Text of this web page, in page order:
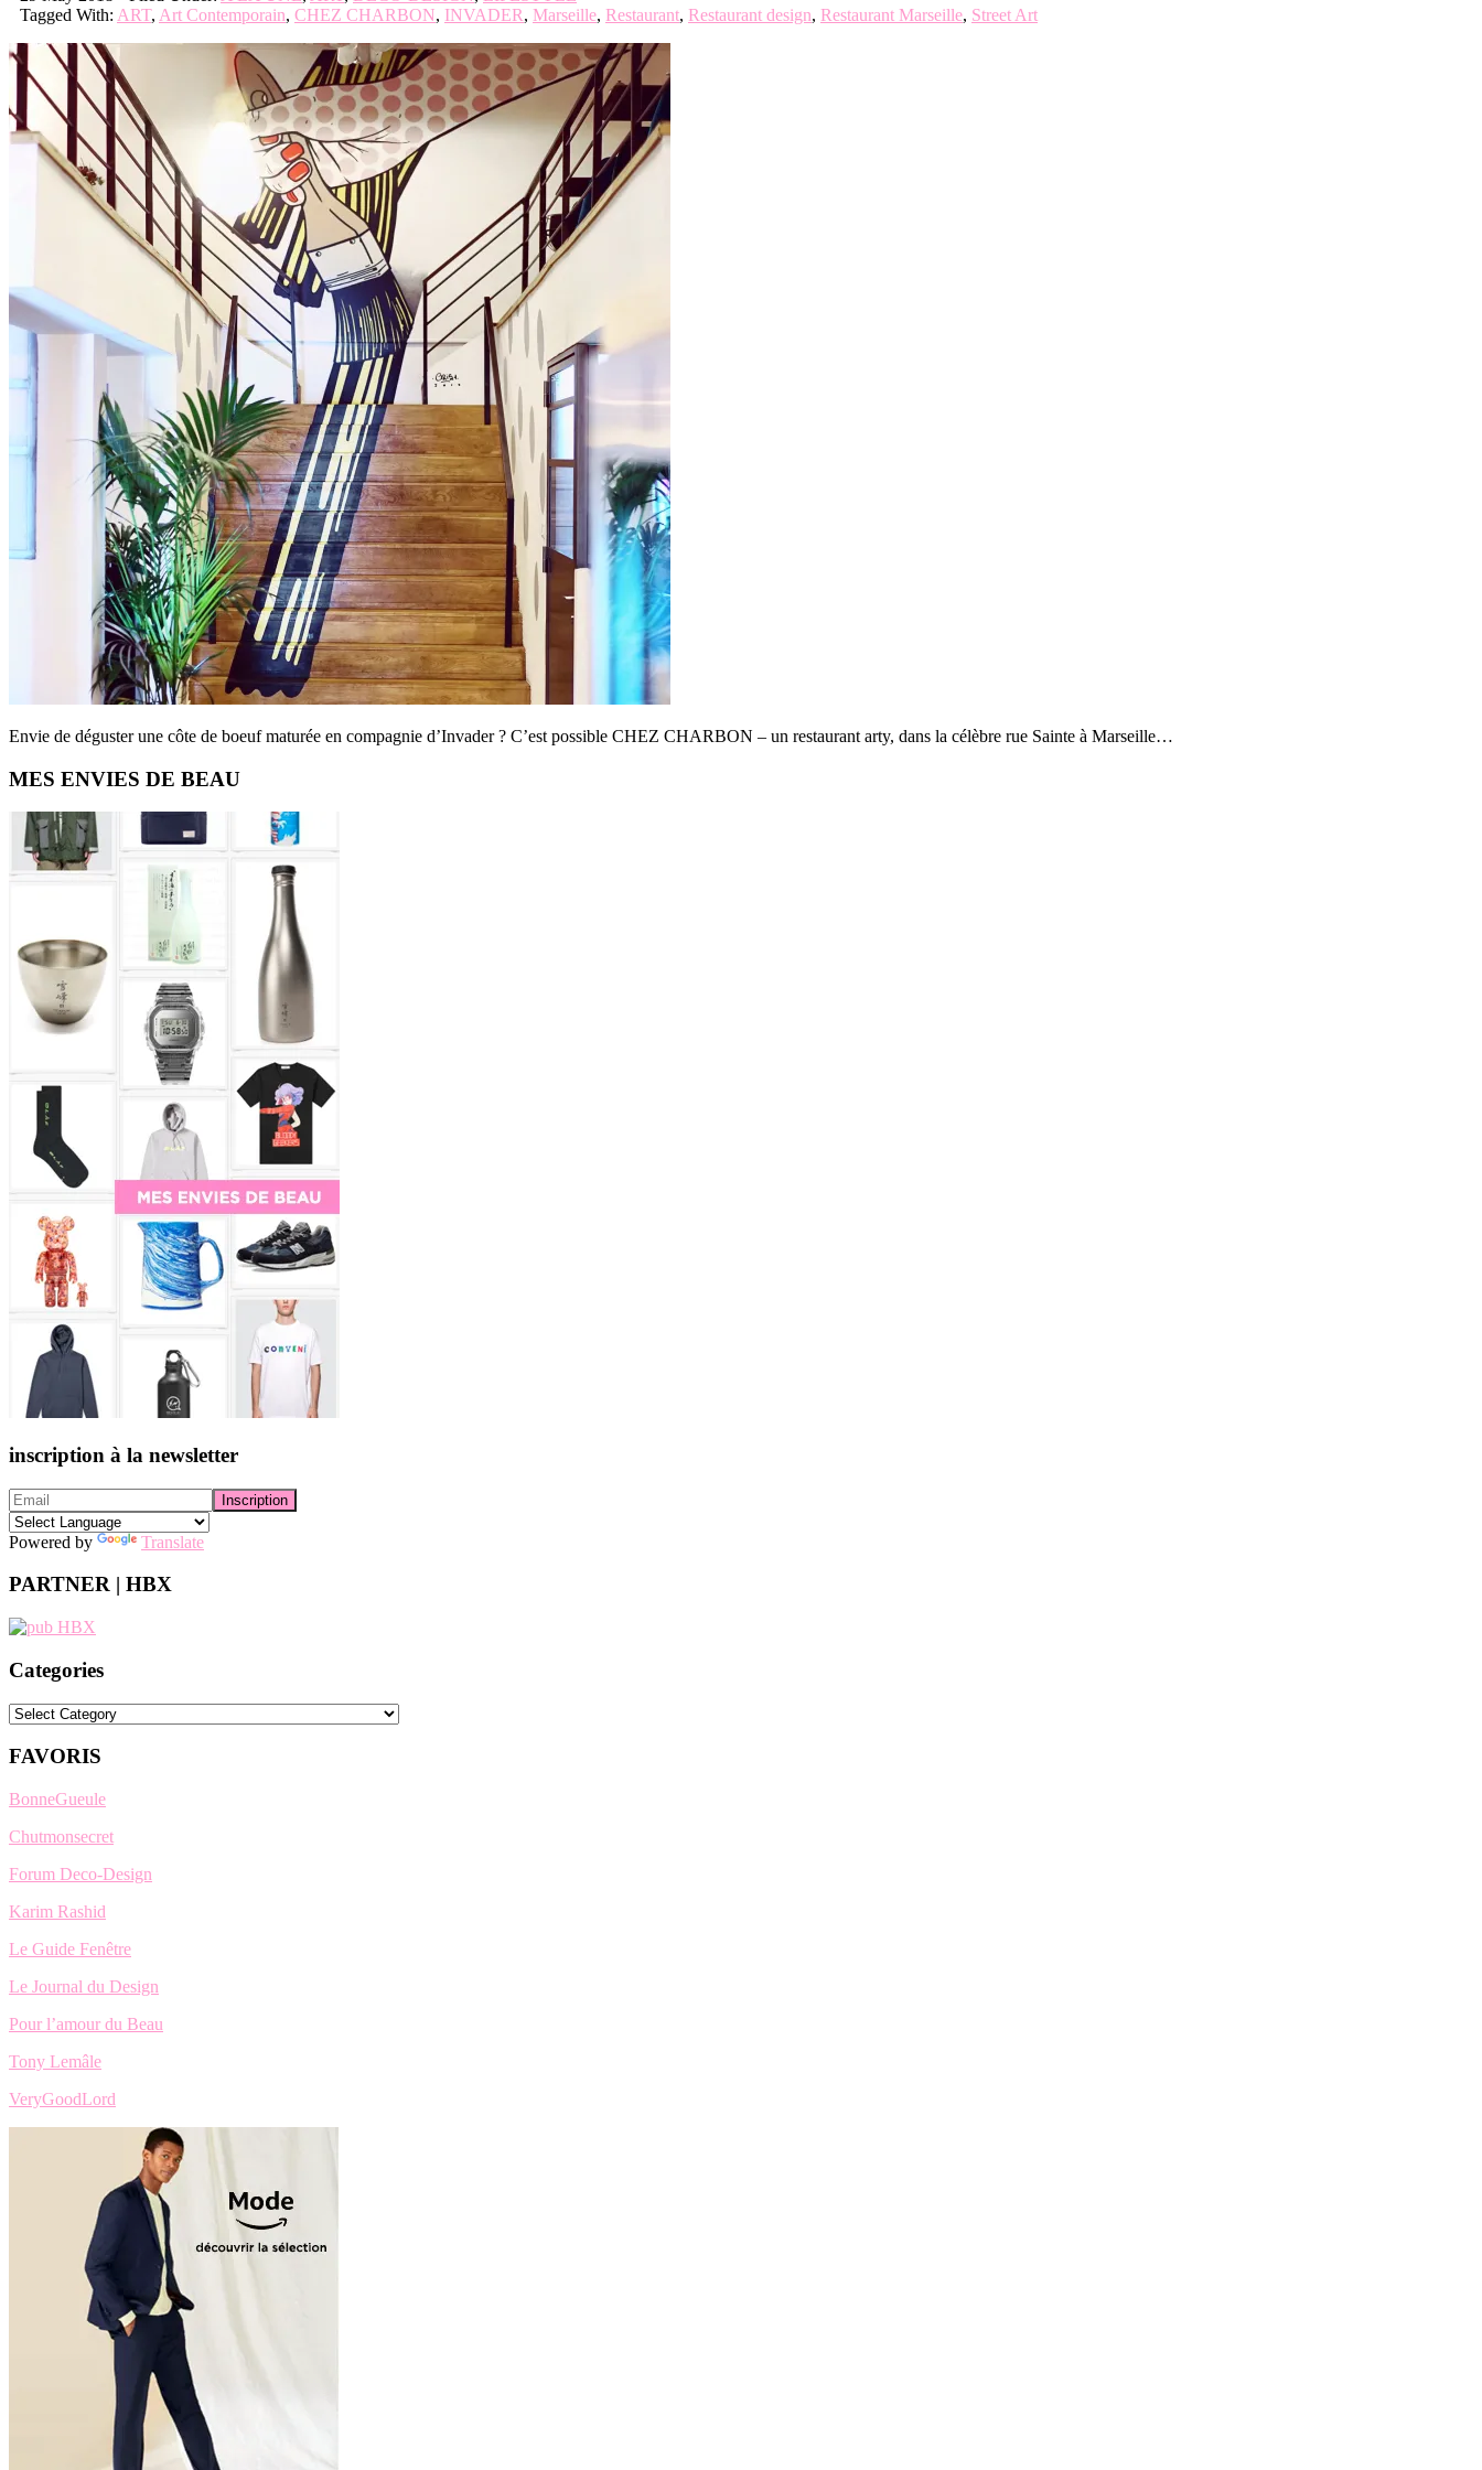
Tagged With: ART, Art Contemporain, CHEZ CHARBON, INVADER, Marseille, Restaurant, Restaurant design, Restaurant Marseille, Street Art
Envie de déguster une côte de boeuf maturée en compagnie d’Invader ? C’est possible CHEZ CHARBON – un restaurant arty, dans la célèbre rue Sainte à Marseille…
Primary
Sidebar
MES ENVIES DE BEAU
inscription à la newsletter
Powered by Translate
PARTNER | HBX
Categories
Categories
FAVORIS
BonneGueule
Chutmonsecret
Forum Deco-Design
Karim Rashid
Le Guide Fenêtre
Le Journal du Design
Pour l’amour du Beau
Tony Lemâle
VeryGoodLord